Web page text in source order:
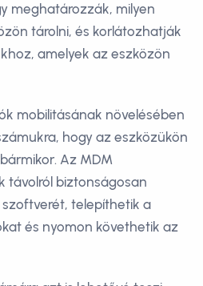
meghatározzák, milyen
tárolni, és korlátozhatják
amelyek az eszközön
mobilitásának növelésében
hogy az eszközükön
Az MDM
távolról biztonságosan
telepíthetik a
és nyomon követhetik az